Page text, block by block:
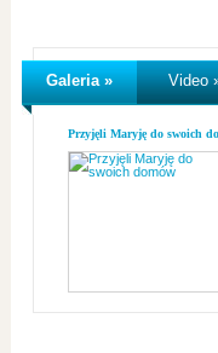
Galeria » Video
Przyjęli Maryję do swoich